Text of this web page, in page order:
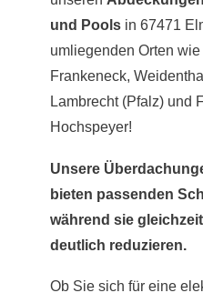
und Pools in 67471
umliegenden Orten
Frankeneck,
Lambrecht (Pfalz) und
Hochspeyer!
Unsere
bieten passenden
während sie
deutlich reduzieren.
Ob Sie sich für eine